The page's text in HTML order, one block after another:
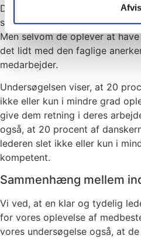
Afvis
Danskerne har generelt et
scorer de 74 point ud af 100
Men selvom de oplever at
det lidt med den faglige
medarbejder.
Undersøgelsen viser, at 20
ikke eller kun i mindre grad
give dem retning i deres
også, at 20 procent af
lederen slet ikke eller kun i
kompetent.
Sammenhæng mellem
Vi ved, at en klar og tydelig
for vores oplevelse af
vores undersøgelse også, at